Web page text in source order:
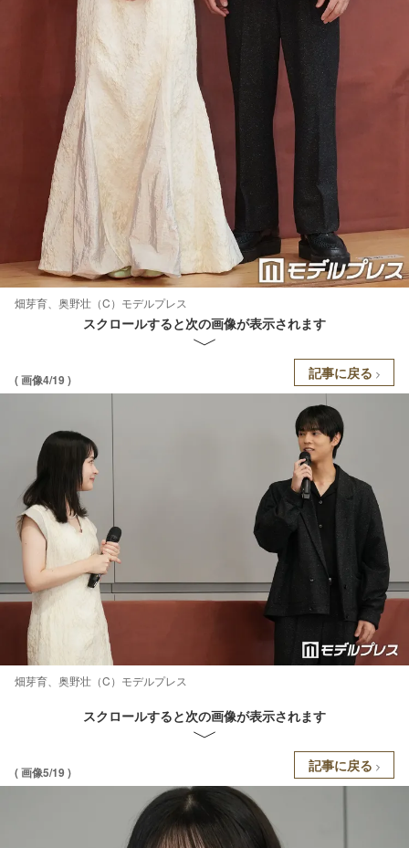
畑芽育、奥野壮（C）モデルプレス
スクロールすると次の画像が表示されます
( 画像4/19 ) 記事に戻る
畑芽育、奥野壮（C）モデルプレス
スクロールすると次の画像が表示されます
( 画像5/19 ) 記事に戻る